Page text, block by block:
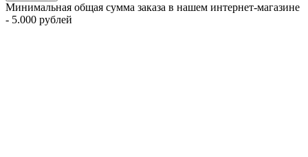
Минимальная общая сумма заказа в нашем интернет-магазине
- 5.000 рублей